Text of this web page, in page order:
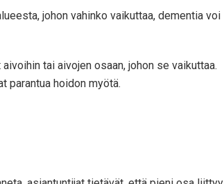
johon vahinko vaikuttaa, dementia voi
tai aivojen osaan, johon se vaikuttaa.
parantua hoidon myötä.